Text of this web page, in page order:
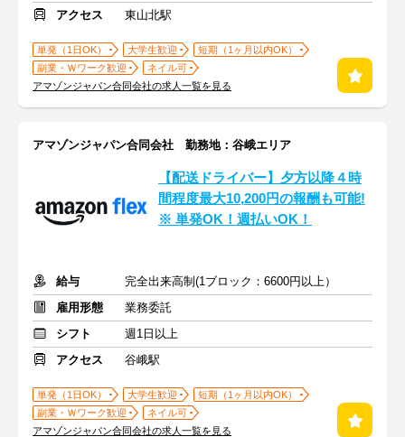
アクセス
東山北駅
単発（1日OK） 大学生歓迎
短期（1ヶ月以内OK）
副業・Ｗワーク歓迎
ネイル可
アマゾンジャパン合同会社の求人一覧を見る
アマゾンジャパン合同会社 勤務地：谷峨エリア
【配送ドライバー】夕方以降４時
間程度最大10,200円の報酬も可能!
※ 単発OK！週払いOK！
給与
完全出来高制(1ブロック：6600円以上）
雇用形態
業務委託
シフト
週1日以上
アクセス
谷峨駅
単発（1日OK） 大学生歓迎
短期（1ヶ月以内OK）
副業・Ｗワーク歓迎
ネイル可
アマゾンジャパン合同会社の求人一覧を見る